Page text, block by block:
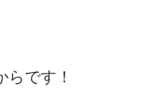
らです！